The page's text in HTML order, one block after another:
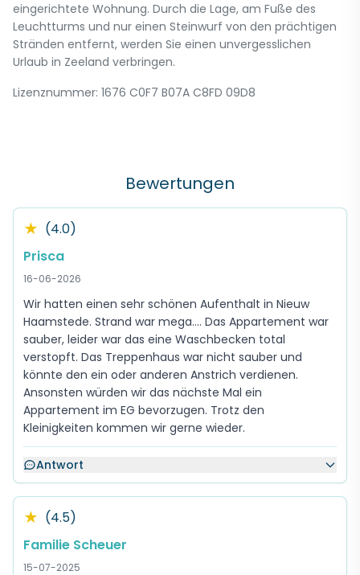
eingerichtete Wohnung. Durch die Lage, am Fuße des
Leuchtturms und nur einen Steinwurf von den prächtigen
Stränden entfernt, werden Sie einen unvergesslichen
Urlaub in Zeeland verbringen.
Lizenznummer: 1676 C0F7 B07A C8FD 09D8
Bewertungen
★ (4.0)
Prisca
16-06-2026
Wir hatten einen sehr schönen Aufenthalt in Nieuw
Haamstede. Strand war mega.... Das Appartement war
sauber, leider war das eine Waschbecken total
verstopft. Das Treppenhaus war nicht sauber und
könnte den ein oder anderen Anstrich verdienen.
Ansonsten würden wir das nächste Mal ein
Appartement im EG bevorzugen. Trotz den
Kleinigkeiten kommen wir gerne wieder.
Antwort
★ (4.5)
Familie Scheuer
15-07-2025